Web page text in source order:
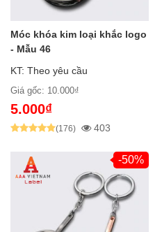
Móc khóa kim loại khắc logo
- Mẫu 46
KT: Theo yêu cầu
Giá gốc: 10.000₫
5.000₫
(176) 403
-50%